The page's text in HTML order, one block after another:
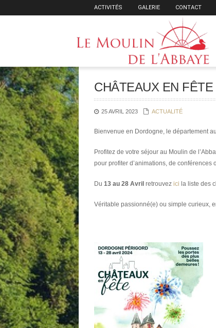
ACTIVITÉS GALERIE CONTACT
CHÂTEAUX EN FÊTE
25 AVRIL 2023 ACTUALITÉ
Bienvenue en Dordogne, le département
Profitez de votre séjour au Moulin de
pour profiter d’animations, de
Du 13 au 28 Avril retrouvez ici la liste des
Véritable passionné(e) ou simple curieux,